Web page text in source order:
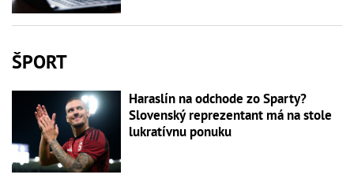
ŠPORT
Haraslín na odchode zo Sparty?
Slovenský reprezentant má na stole
lukratívnu ponuku